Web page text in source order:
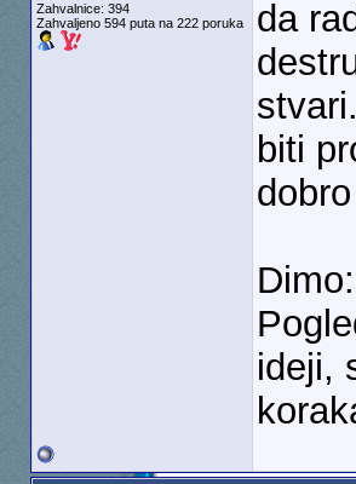
Zahvalnice: 394
Zahvaljeno 594 puta na 222 poruka
da
biti
Dimo:
ideji,